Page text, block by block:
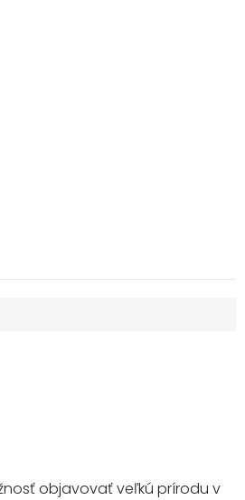
objavovať veľkú prírodu v